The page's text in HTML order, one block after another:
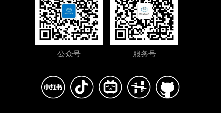
公众号 服务号